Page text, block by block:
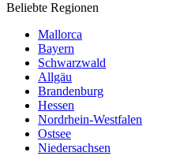
Beliebte Regionen
Mallorca
Bayern
Schwarzwald
Allgäu
Brandenburg
Hessen
Nordrhein-Westfalen
Ostsee
Niedersachsen